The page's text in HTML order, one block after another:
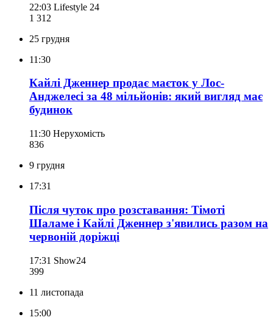
22:03 Lifestyle 24
1 312
25 грудня
11:30
Кайлі Дженнер продає маєток у Лос-
Анджелесі за 48 мільйонів: який вигляд має
будинок
11:30 Нерухомість
836
9 грудня
17:31
Після чуток про розставання: Тімоті
Шаламе і Кайлі Дженнер з'явились разом на
червоній доріжці
17:31 Show24
399
11 листопада
15:00